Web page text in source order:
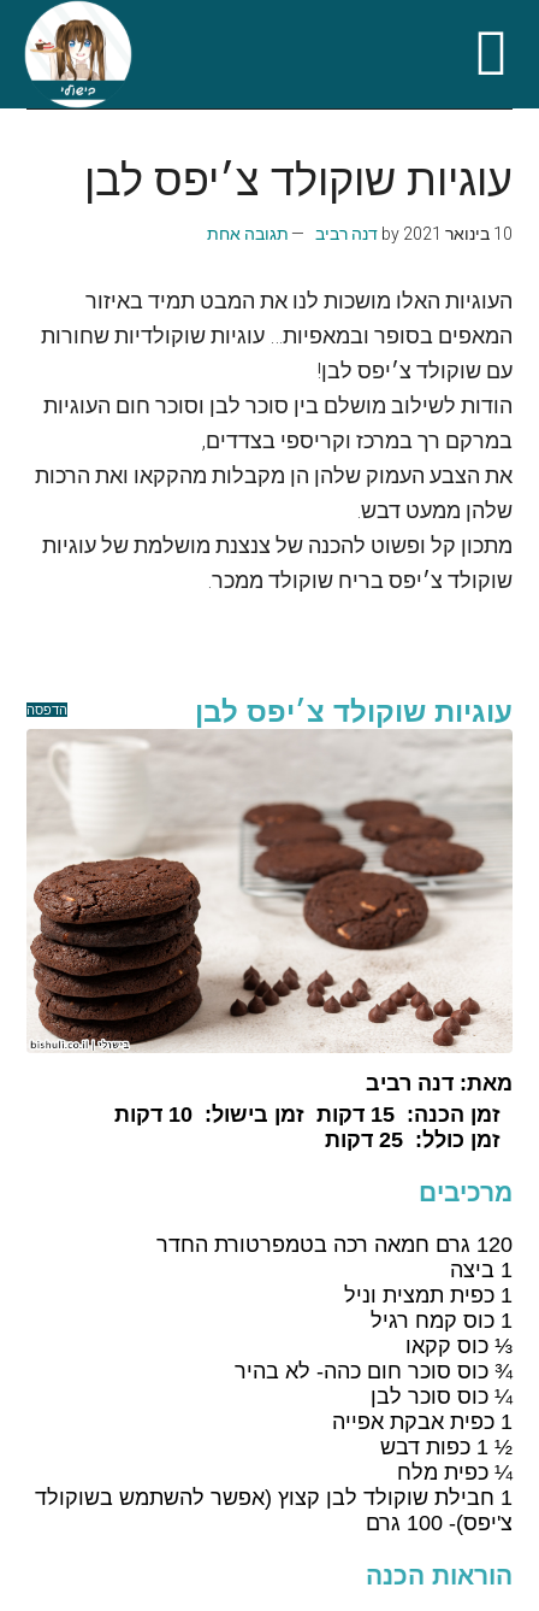
main
content
secondary
menu
primary
sidebar
footer
עוגיות שוקולד צ׳יפס לבן
10 בינואר 2021 by דנה רביב תגובה אחת
העוגיות האלו מושכות לנו את המבט תמיד באיזור
המאפים בסופר ובמאפיות… עוגיות שוקולדיות שחורות
עם שוקולד צ׳יפס לבן!
הודות לשילוב מושלם בין סוכר לבן וסוכר חום העוגיות
במרקם רך במרכז וקריספי בצדדים,
את הצבע העמוק שלהן הן מקבלות מהקקאו ואת הרכות
שלהן ממעט דבש.
מתכון קל ופשוט להכנה של צנצנת מושלמת של עוגיות
שוקולד צ׳יפס בריח שוקולד ממכר.
הדפסה עוגיות שוקולד צ׳יפס לבן
מאת:דנה רביב
זמן הכנה:15 דקות זמן בישול:10 דקות
זמן כולל:25 דקות
מרכיבים
120 גרם חמאה רכה בטמפרטורת החדר
1 ביצה
1 כפית תמצית וניל
1 כוס קמח רגיל
⅓ כוס קקאו
¾ כוס סוכר חום כהה- לא בהיר
¼ כוס סוכר לבן
1 כפית אבקת אפייה
½ 1 כפות דבש
¼ כפית מלח
1 חבילת שוקולד לבן קצוץ (אפשר להשתמש בשוקולד
צ'יפס)- 100 גרם
הוראות הכנה